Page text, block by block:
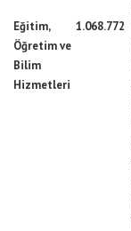
Eğitim,
Öğretim ve
Bilim
Hizmetleri
1.068.772